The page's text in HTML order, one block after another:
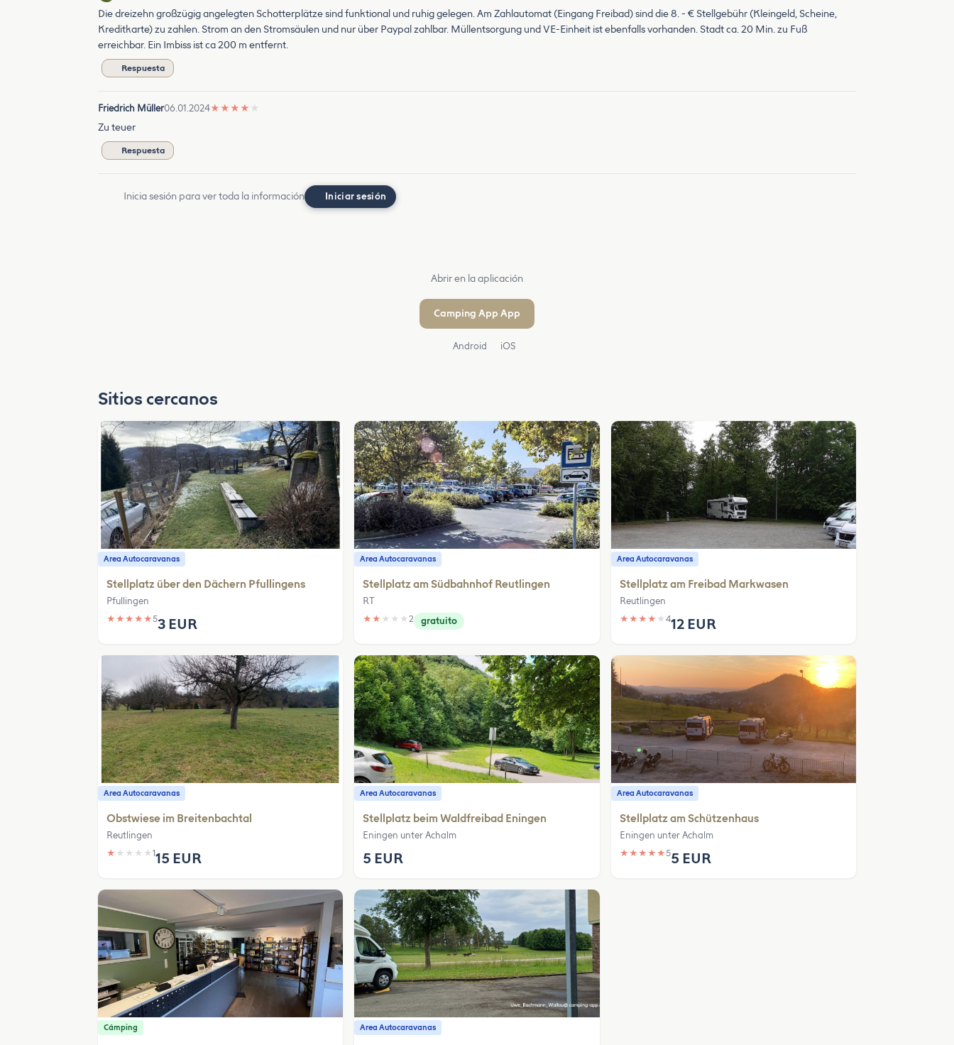
Die dreizehn großzügig angelegten Schotterplätze sind funktional und ruhig gelegen. Am Zahlautomat (Eingang Freibad) sind die 8. - € Stellgebühr (Kleingeld, Scheine,
Kreditkarte) zu zahlen. Strom an den Stromsäulen und nur über Paypal zahlbar. Müllentsorgung und VE-Einheit ist ebenfalls vorhanden. Stadt ca. 20 Min. zu Fuß
erreichbar. Ein Imbiss ist ca 200 m entfernt.
Respuesta
Friedrich Müller06.01.2024★ ★ ★ ★ ★
Zu teuer
Respuesta
Inicia sesión para ver toda la información Iniciar sesión
Abrir en la aplicación
Camping App App
Android iOS
Sitios cercanos
Area Autocaravanas
Stellplatz über den Dächern Pfullingens
Pfullingen
★ ★ ★ ★ ★53 EUR
Area Autocaravanas
Stellplatz am Südbahnhof Reutlingen
RT
★ ★ ★ ★ ★2 gratuito
Area Autocaravanas
Stellplatz am Freibad Markwasen
Reutlingen
★ ★ ★ ★ ★ 412 EUR
Area Autocaravanas
Obstwiese im Breitenbachtal
Reutlingen
★ ★ ★ ★ ★ 115 EUR
Area Autocaravanas
Stellplatz beim Waldfreibad Eningen
Eningen unter Achalm
5 EUR
Area Autocaravanas
Stellplatz am Schützenhaus
Eningen unter Achalm
★ ★ ★ ★ ★55 EUR
Cámping Area Autocaravanas